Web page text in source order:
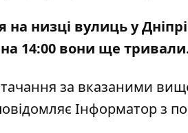
на низці вулиць у
14:00 вони ще
за вказаними
Інформатор з